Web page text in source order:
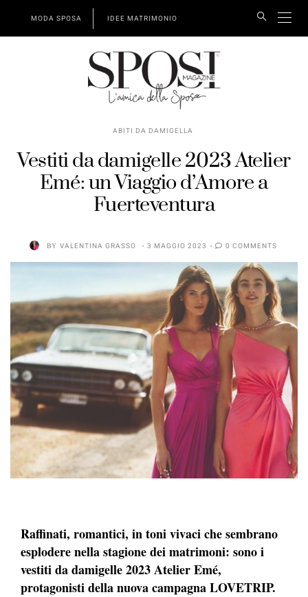
MODA SPOSA IDEE MATRIMONIO
ABITI DA DAMIGELLA
Vestiti da damigelle 2023 Atelier
Emé: un Viaggio d’Amore a
Fuerteventura
BY VALENTINA GRASSO 3 MAGGIO 2023 0 COMMENTS
Raffinati, romantici, in toni vivaci che sembrano
esplodere nella stagione dei matrimoni: sono i
vestiti da damigelle 2023 Atelier Emé,
protagonisti della nuova campagna LOVETRIP.